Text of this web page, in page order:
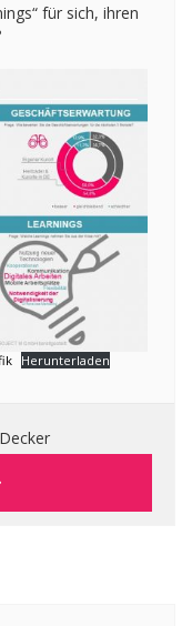
für sich, ihren
Herunterladen